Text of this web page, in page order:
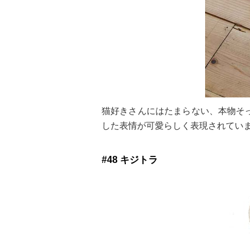
猫好きさんにはたまらない、本物そ
した表情が可愛らしく表現されてい
#48 キジトラ